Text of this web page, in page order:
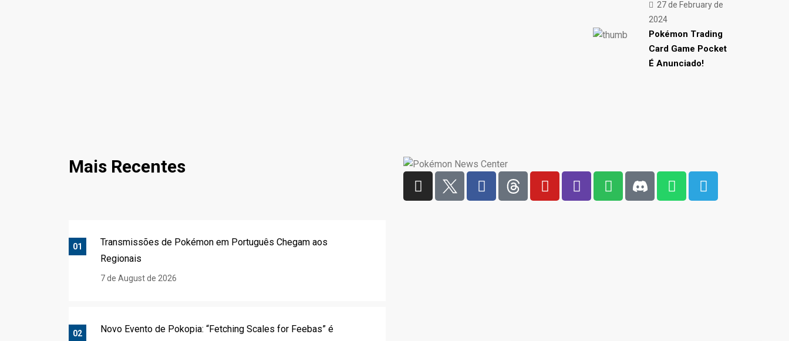
27 de February de
2024
Pokémon Trading
Card Game Pocket
É Anunciado!
Mais Recentes
01
Transmissões de Pokémon em Português Chegam aos
Regionais
7 de August de 2026
02
Novo Evento de Pokopia: “Fetching Scales for Feebas” é